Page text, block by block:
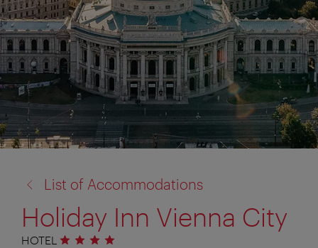
к:
List of Accommodations
Holiday Inn Vienna City
HOTEL 4 звезды